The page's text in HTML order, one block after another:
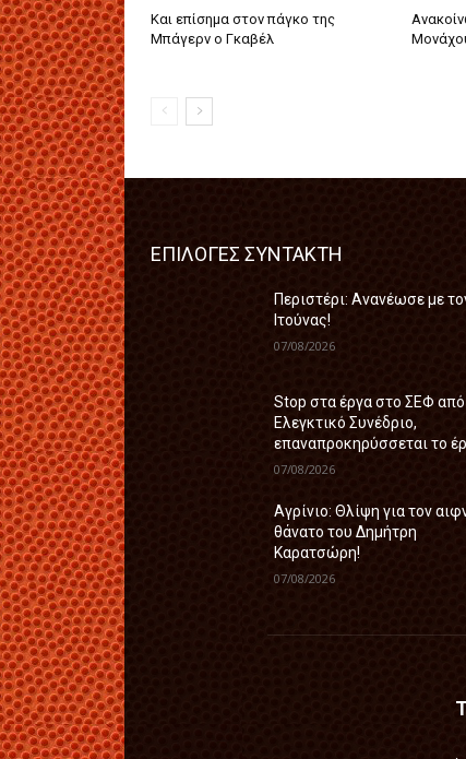
Και επίσημα στον πάγκο της
Μπάγερν ο Γκαβέλ
ΕΠΙΛΟΓΕΣ ΣΥΝΤΑΚΤΗ
Περιστέρι: Ανανέωσε με
Ιτούνας!
07/08/2026
Stop στα έργα στο ΣΕΦ από
Ελεγκτικό Συνέδριο,
επαναπροκηρύσσεται το
07/08/2026
Αγρίνιο: Θλίψη για τον
θάνατο του Δημήτρη
Καρατσώρη!
07/08/2026